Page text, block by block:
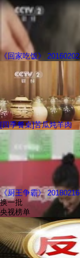
《回家吃饭》 20160202
[四季餐桌]苦瓜炖羊肉
《厨王争霸》 20180216
换一批
央视榜单